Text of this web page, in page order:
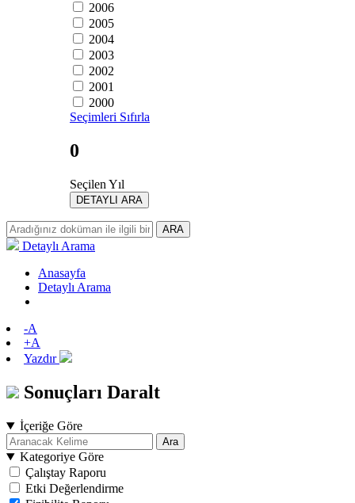
2006
2005
2004
2003
2002
2001
2000
Seçimleri Sıfırla
0
Seçilen Yıl
DETAYLI ARA
ARA
Detaylı Arama
Anasayfa
Detaylı Arama
-A
+A
Yazdır
Sonuçları Daralt
İçeriğe Göre
Ara
Kategoriye Göre
Çalıştay Raporu
Etki Değerlendirme